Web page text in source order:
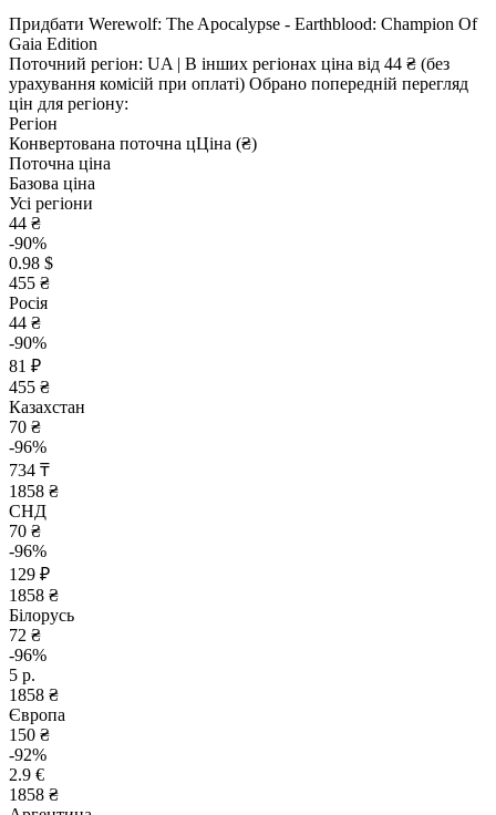
Придбати Werewolf: The Apocalypse - Earthblood: Champion Of
Gaia Edition
Поточний регіон: UA | В інших регіонах ціна від 44 ₴ (без
урахування комісій при оплаті) Обрано попередній перегляд
цін для регіону:
Регіон
Конвертована поточна цЦіна (₴)
Поточна ціна
Базова ціна
Усі регіони
44 ₴
-90%
0.98 $
455 ₴
Росія
44 ₴
-90%
81 ₽
455 ₴
Казахстан
70 ₴
-96%
734 ₸
1858 ₴
СНД
70 ₴
-96%
129 ₽
1858 ₴
Білорусь
72 ₴
-96%
5 р.
1858 ₴
Європа
150 ₴
-92%
2.9 €
1858 ₴